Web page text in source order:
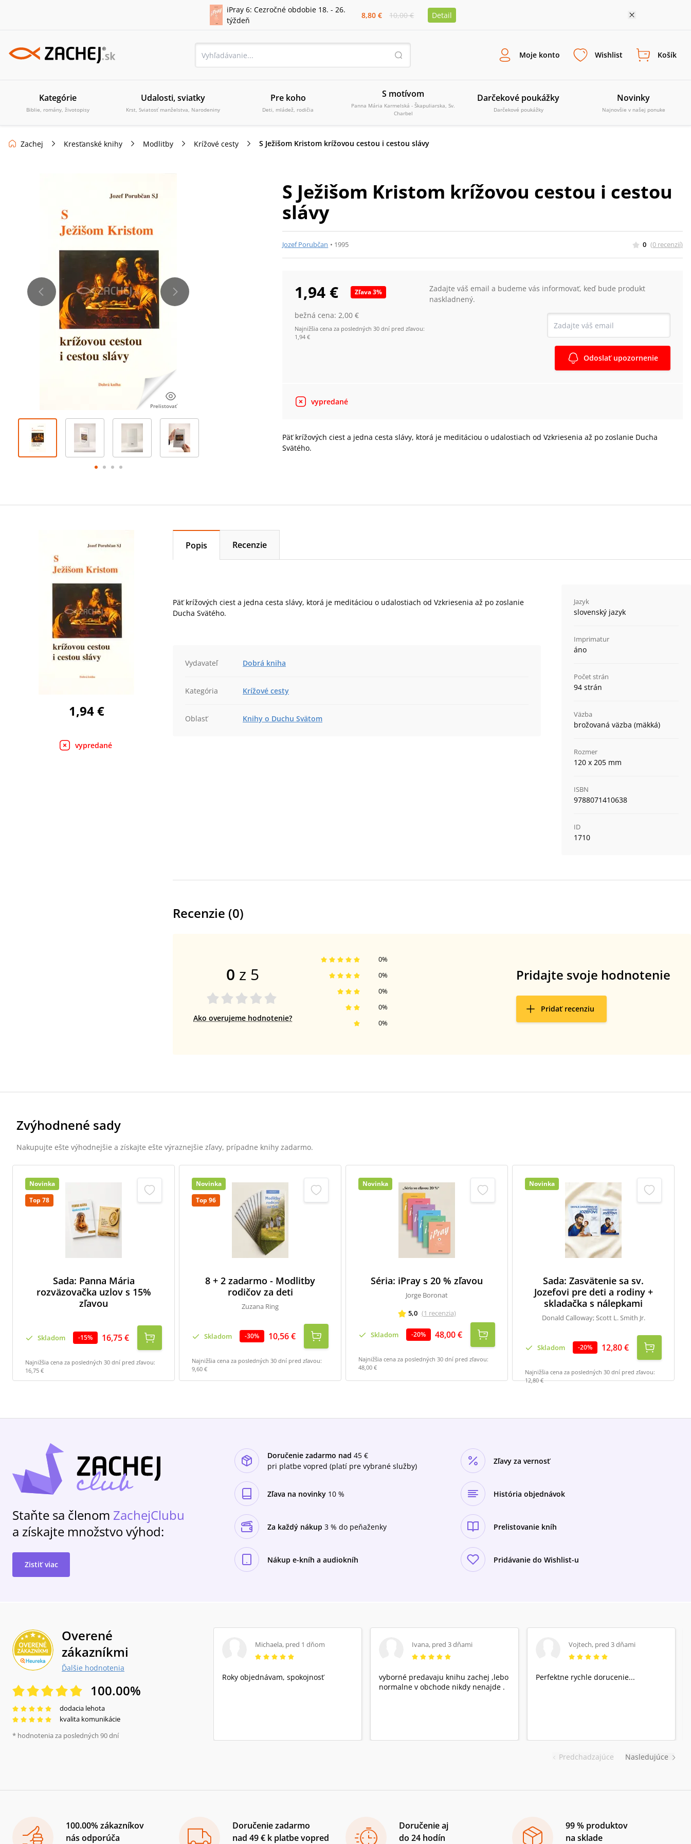
iPray 6: Cezročné obdobie 18. - 26.
týždeň
8,80 € 10,00 € Detail
Moje konto Wishlist Košík
Kategórie
Biblie, romány, životopisy
Udalosti, sviatky
Krst, Sviatosť manželstva, Narodeniny
Pre koho
Deti, mládež, rodičia
S motívom
Panna Mária Karmelská - Škapuliarska, Sv.
Charbel
Darčekové poukážky
Darčekové poukážky
Novinky
Najnovšie v našej ponuke
Zachej Kresťanské knihy Modlitby Krížové cesty S Ježišom Kristom krížovou cestou i cestou slávy
Prelistovať
S Ježišom Kristom krížovou cestou i cestou
slávy
Jozef Porubčan • 1995 0 (0 recenzií)
1,94 € Zľava3%
bežná cena:2,00 €
Najnižšia cena za posledných 30 dní pred zľavou:
1,94 €
Zadajte váš email a budeme vás informovať, keď bude produkt
naskladnený.
Odoslať upozornenie
vypredané
Päť krížových ciest a jedna cesta slávy, ktorá je meditáciou o udalostiach od Vzkriesenia až po zoslanie Ducha
Svätého.
1,94 €
vypredané
Popis Recenzie
Päť krížových ciest a jedna cesta slávy, ktorá je meditáciou o udalostiach od Vzkriesenia až po zoslanie
Ducha Svätého.
Vydavateľ Dobrá kniha
Kategória Krížové cesty
Oblasť Knihy o Duchu Svätom
Jazyk
slovenský jazyk
Imprimatur
áno
Počet strán
94 strán
Väzba
brožovaná väzba (mäkká)
Rozmer
120 x 205 mm
ISBN
9788071410638
ID
1710
Recenzie (0)
0 z 5
Ako overujeme hodnotenie? 0%
0%
0%
0%
0%
Pridajte svoje hodnotenie
Pridať recenziu
Zvýhodnené sady
Nakupujte ešte výhodnejšie a získajte ešte výraznejšie zľavy, prípadne knihy zadarmo.
Novinka
Top 78
Sada: Panna Mária
rozväzovačka uzlov s 15%
zľavou
Skladom -15% 16,75 €
Najnižšia cena za posledných 30 dní pred zľavou:
16,75 €
Novinka
Top 96
8 + 2 zadarmo - Modlitby
rodičov za deti
Zuzana Ring
Skladom -30% 10,56 €
Najnižšia cena za posledných 30 dní pred zľavou:
9,60 €
Novinka
Séria: iPray s 20 % zľavou
Jorge Boronat
5,0 (1 recenzia)
Skladom -20% 48,00 €
Najnižšia cena za posledných 30 dní pred zľavou:
48,00 €
Novinka
Sada: Zasvätenie sa sv.
Jozefovi pre deti a rodiny +
skladačka s nálepkami
Donald Calloway; Scott L. Smith Jr.
Skladom -20% 12,80 €
Najnižšia cena za posledných 30 dní pred zľavou:
12,80 €
Staňte sa členom ZachejClubu
a získajte množstvo výhod:
Zistiť viac
Doručenie zadarmo nad 45 €
pri platbe vopred (platí pre vybrané služby)
Zľavy za vernosť
Zľava na novinky 10 % História objednávok
Za každý nákup 3 % do peňaženky Prelistovanie kníh
Nákup e-kníh a audiokníh Pridávanie do Wishlist-u
Overené
zákazníkmi
Ďalšie hodnotenia
100.00%
dodacia lehota
kvalita komunikácie
* hodnotenia za posledných 90 dní
Predchadzajúce
Michaela, pred 1 dňom
Roky objednávam, spokojnosť
Ivana, pred 3 dňami
vyborné predavaju knihu zachej ,lebo
normalne v obchode nikdy nenajde .
Vojtech, pred 3 dňami
Perfektne rychle dorucenie...
Nasledujúce
100.00% zákazníkov
nás odporúča
Doručenie zadarmo
nad 49 € k platbe vopred
Doručenie aj
do 24 hodín
99 % produktov
na sklade